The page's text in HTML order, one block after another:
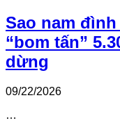
Sao nam
“bom tấn”
dừng
09/22/2026
…